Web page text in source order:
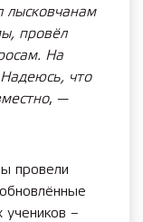
лысковчанам
провёл
На
что
, —
провели
учеников –